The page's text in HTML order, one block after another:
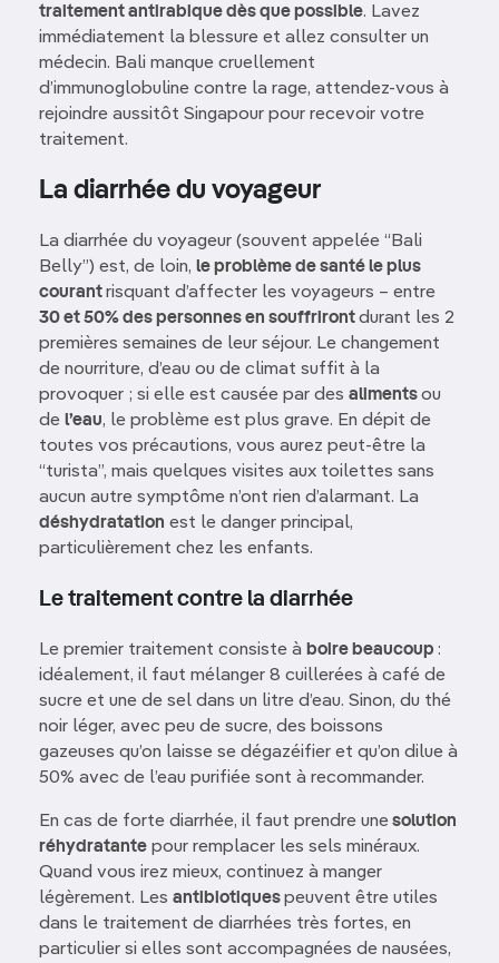
traitement antirabique dès que possible. Lavez
immédiatement la blessure et allez consulter un
médecin. Bali manque cruellement
d’immunoglobuline contre la rage, attendez-vous à
rejoindre aussitôt Singapour pour recevoir votre
traitement.
La diarrhée du voyageur
La diarrhée du voyageur (souvent appelée “Bali
Belly”) est, de loin, le problème de santé le plus
courantrisquant d’affecter les voyageurs – entre
30 et 50% des personnes en souffrirontdurant les 2
premières semaines de leur séjour. Le changement
de nourriture, d’eau ou de climat suffit à la
provoquer ; si elle est causée par des alimentsou
de l’eau, le problème est plus grave. En dépit de
toutes vos précautions, vous aurez peut-être la
“turista”, mais quelques visites aux toilettes sans
aucun autre symptôme n’ont rien d’alarmant. La
déshydratation est le danger principal,
particulièrement chez les enfants.
Le traitement contre la diarrhée
Le premier traitement consiste à boire beaucoup :
idéalement, il faut mélanger 8 cuillerées à café de
sucre et une de sel dans un litre d’eau. Sinon, du thé
noir léger, avec peu de sucre, des boissons
gazeuses qu’on laisse se dégazéifier et qu’on dilue à
50% avec de l’eau purifiée sont à recommander.
En cas de forte diarrhée, il faut prendre unesolution
réhydratante pour remplacer les sels minéraux.
Quand vous irez mieux, continuez à manger
légèrement. Les antibiotiquespeuvent être utiles
dans le traitement de diarrhées très fortes, en
particulier si elles sont accompagnées de nausées,